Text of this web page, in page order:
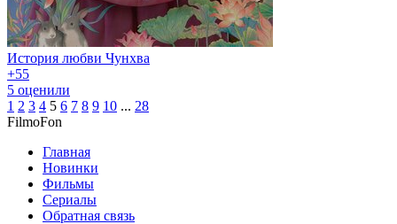
История любви Чунхва
+55
5 оценили
1 2 3 4 5 6 7 8 9 10 ... 28
FilmoFon
Главная
Новинки
Фильмы
Сериалы
Обратная связь